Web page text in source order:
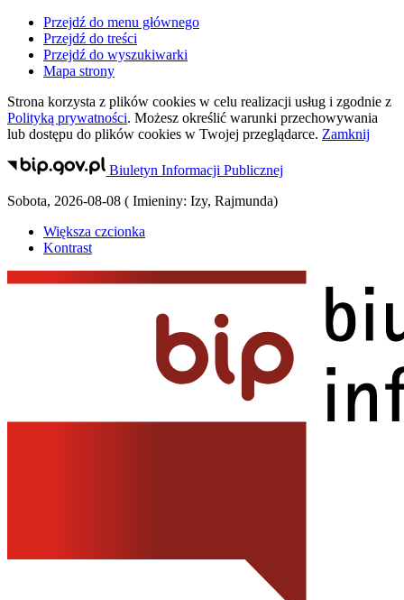
Przejdź do menu głównego
Przejdź do treści
Przejdź do wyszukiwarki
Mapa strony
Strona korzysta z plików cookies w celu realizacji usług i zgodnie z
Polityką prywatności. Możesz określić warunki przechowywania
lub dostępu do plików cookies w Twojej przeglądarce. Zamknij
Biuletyn Informacji Publicznej
Sobota, 2026-08-08 ( Imieniny: Izy, Rajmunda)
Większa czcionka
Kontrast